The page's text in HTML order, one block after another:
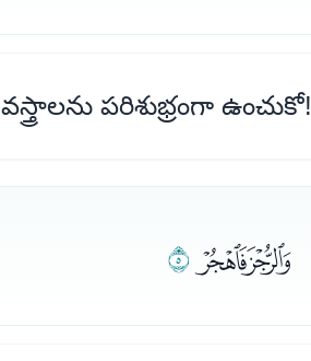
పరిశుభ్రంగా ఉంచుకో!
ﯗﯘﯙ